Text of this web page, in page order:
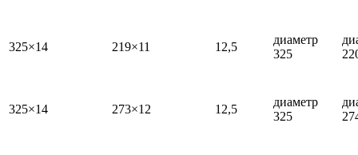
325×14 219×11 12,5
диаметр
325
325×14 273×12 12,5
диаметр
325